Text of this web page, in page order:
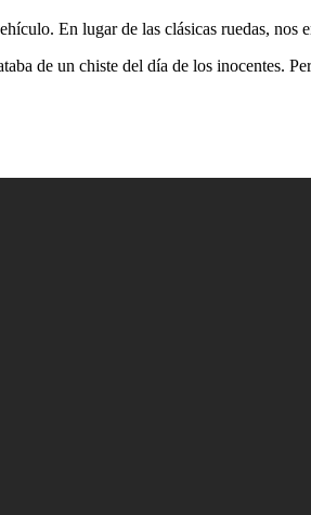
En lugar de las clásicas ruedas, nos
de un chiste del día de los inocentes.